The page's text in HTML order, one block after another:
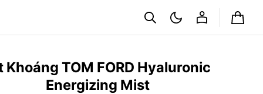
Cart
Khoáng TOM FORD Hyaluronic
Energizing Mist